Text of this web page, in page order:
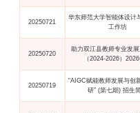
20250721
华东师范大学智能体设计
工作坊
20250720
助力双江县教师专业发
（2024-2026）
20250719
“AIGC赋能教师发展与创
研” (第七期) 招生